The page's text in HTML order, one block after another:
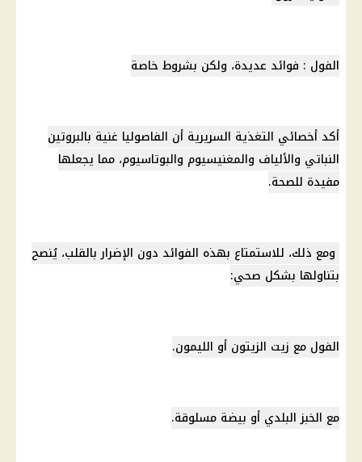
الفول : فوائد عديدة، ولكن بشروط خاصة
أكد أخصائي التغذية السريرية أن الفاصوليا غنية بالبروتين
النباتي والألياف والمغنيسيوم والبوتاسيوم، مما يجعلها
مفيدة للصحة.
ومع ذلك، للاستمتاع بهذه الفوائد دون الإضرار بالقلب، يُنصح
بتناولها بشكل صحي:
الفول مع زيت الزيتون أو الليمون.
مع الخبز البلدي أو بيضة مسلوقة.